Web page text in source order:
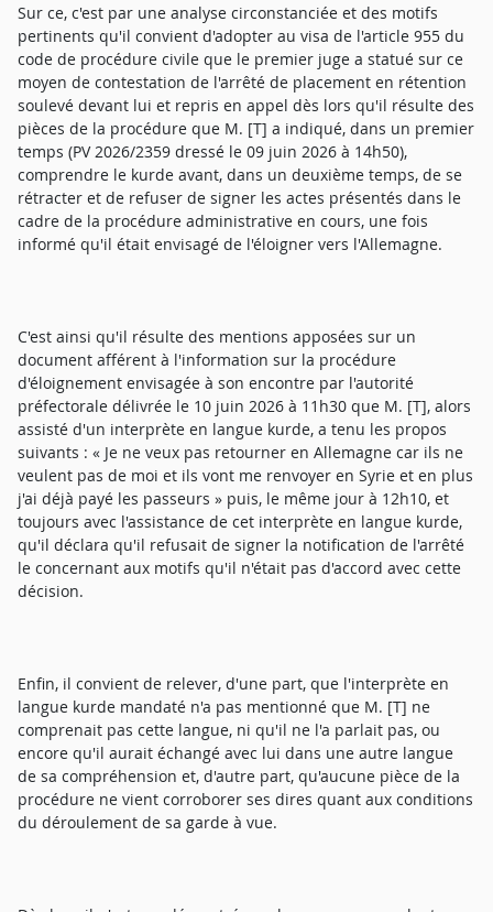
Sur ce, c'est par une analyse circonstanciée et des motifs
pertinents qu'il convient d'adopter au visa de l'article 955 du
code de procédure civile que le premier juge a statué sur ce
moyen de contestation de l'arrêté de placement en rétention
soulevé devant lui et repris en appel dès lors qu'il résulte des
pièces de la procédure que M. [T] a indiqué, dans un premier
temps (PV 2026/2359 dressé le 09 juin 2026 à 14h50),
comprendre le kurde avant, dans un deuxième temps, de se
rétracter et de refuser de signer les actes présentés dans le
cadre de la procédure administrative en cours, une fois
informé qu'il était envisagé de l'éloigner vers l'Allemagne.
C'est ainsi qu'il résulte des mentions apposées sur un
document afférent à l'information sur la procédure
d'éloignement envisagée à son encontre par l'autorité
préfectorale délivrée le 10 juin 2026 à 11h30 que M. [T], alors
assisté d'un interprète en langue kurde, a tenu les propos
suivants : « Je ne veux pas retourner en Allemagne car ils ne
veulent pas de moi et ils vont me renvoyer en Syrie et en plus
j'ai déjà payé les passeurs » puis, le même jour à 12h10, et
toujours avec l'assistance de cet interprète en langue kurde,
qu'il déclara qu'il refusait de signer la notification de l'arrêté
le concernant aux motifs qu'il n'était pas d'accord avec cette
décision.
Enfin, il convient de relever, d'une part, que l'interprète en
langue kurde mandaté n'a pas mentionné que M. [T] ne
comprenait pas cette langue, ni qu'il ne l'a parlait pas, ou
encore qu'il aurait échangé avec lui dans une autre langue
de sa compréhension et, d'autre part, qu'aucune pièce de la
procédure ne vient corroborer ses dires quant aux conditions
du déroulement de sa garde à vue.